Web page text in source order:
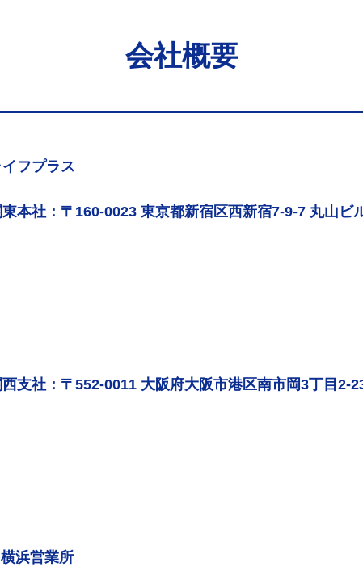
会社概要
イフプラス
東本社：〒160-0023 東京都新宿区西新宿7-9-7 丸山ビ
西支社：〒552-0011 大阪府大阪市港区南市岡3丁目2-
浜営業所